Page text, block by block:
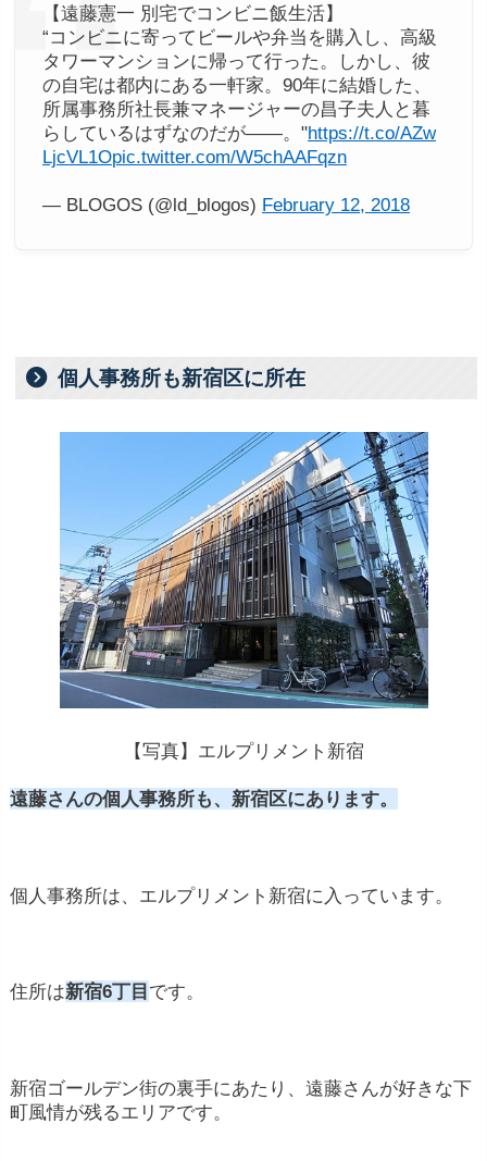
【遠藤憲一 別宅でコンビニ飯生活】
“コンビニに寄ってビールや弁当を購入し、高級
タワーマンションに帰って行った。しかし、彼
の自宅は都内にある一軒家。90年に結婚した、
所属事務所社長兼マネージャーの昌子夫人と暮
らしているはずなのだが――。"https://t.co/AZw
LjcVL1Opic.twitter.com/W5chAAFqzn
— BLOGOS (@ld_blogos) February 12, 2018
個人事務所も新宿区に所在
【写真】エルプリメント新宿
遠藤さんの個人事務所も、新宿区にあります。
個人事務所は、エルプリメント新宿に入っています。
住所は新宿6丁目 です。
新宿ゴールデン街の裏手にあたり、遠藤さんが好きな下
町風情が残るエリアです。